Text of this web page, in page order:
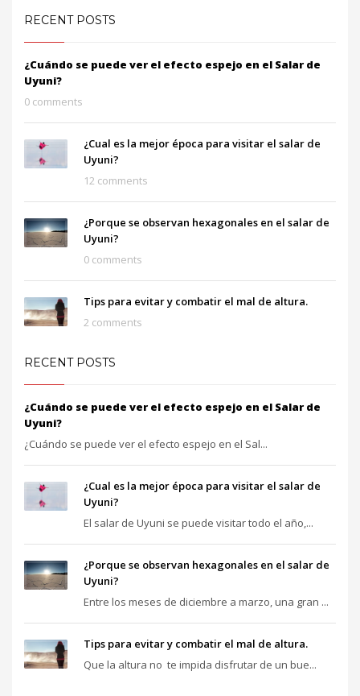
RECENT POSTS
¿Cuándo se puede ver el efecto espejo en el Salar de
Uyuni?
0 comments
¿Cual es la mejor época para visitar el salar de
Uyuni?
12 comments
¿Porque se observan hexagonales en el salar de
Uyuni?
0 comments
Tips para evitar y combatir el mal de altura.
2 comments
RECENT POSTS
¿Cuándo se puede ver el efecto espejo en el Salar de
Uyuni?
¿Cuándo se puede ver el efecto espejo en el Sal...
¿Cual es la mejor época para visitar el salar de
Uyuni?
El salar de Uyuni se puede visitar todo el año,...
¿Porque se observan hexagonales en el salar de
Uyuni?
Entre los meses de diciembre a marzo, una gran ...
Tips para evitar y combatir el mal de altura.
Que la altura no te impida disfrutar de un bue...